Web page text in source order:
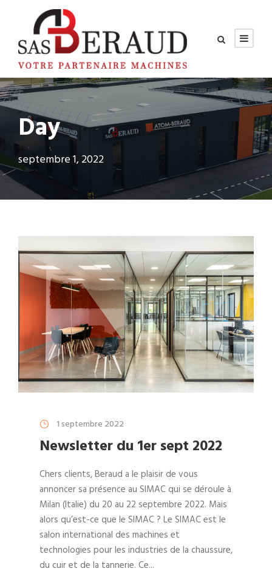
Day
septembre 1, 2022
1 septembre 2022
Newsletter du 1er sept 2022
Chers clients, Beraud a le plaisir de vous
annoncer sa présence au SIMAC qui se déroule à
Milan (Italie) du 20 au 22 septembre 2022. Mais
alors qu’est-ce que le SIMAC ? Le SIMAC est le
salon international des machines et
technologies pour les industries de la chaussure,
du cuir et de la tannerie. Ce...